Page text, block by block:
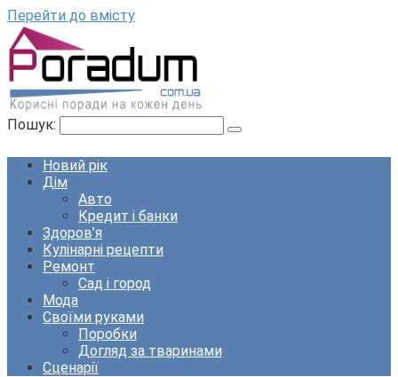
Перейти до вмісту
Пошук:
Новий рік
Дім
Авто
Кредит і банки
Здоров’я
Кулінарні рецепти
Ремонт
Сад і город
Мода
Своїми руками
Поробки
Догляд за тваринами
Сценарії